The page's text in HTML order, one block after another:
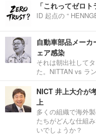
「これってゼロ
ID 起点の “
自動車部品メー
ェア感染
それは朝出社して
た。NITTAN vs ラ
NICT 井上大介が
上
多くの組織で海外
たちがどんな仕組
いでしょうか？